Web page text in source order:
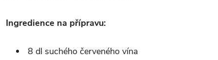
Ingredience na přípravu:
8 dl suchého červeného vína